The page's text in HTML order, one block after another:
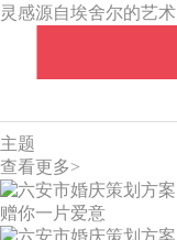
主题
查看更多>
赠你一片爱意